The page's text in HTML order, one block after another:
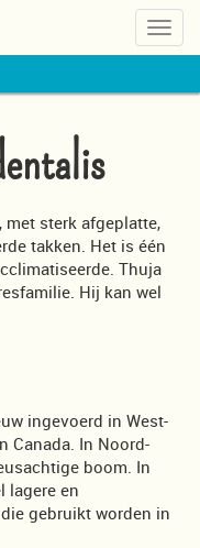
sterk afgeplatte,
takken. Het is één
Thuja
Hij kan wel
ingevoerd in West-
Canada. In Noord-
boom. In
lagere en
gebruikt worden in